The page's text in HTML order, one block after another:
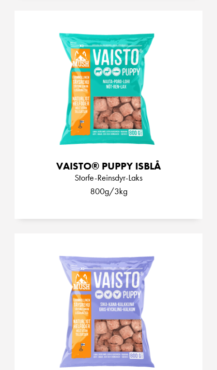
VAISTO® PUPPY ISBLÅ
Storfe-Reinsdyr-Laks
800g/3kg